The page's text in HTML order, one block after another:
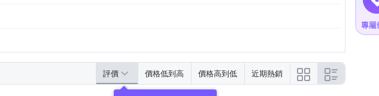
評價 價格低到高 價格高到低 近期熱銷